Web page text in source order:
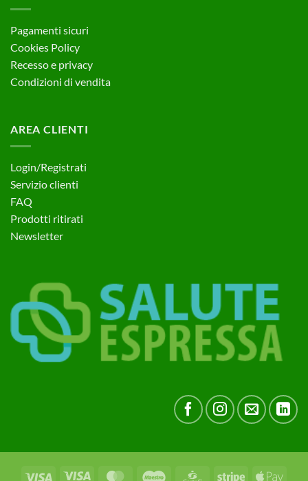
Pagamenti sicuri
Cookies Policy
Recesso e privacy
Condizioni di vendita
AREA CLIENTI
Login/Registrati
Servizio clienti
FAQ
Prodotti ritirati
Newsletter
Visa Visa MasterCardMaestro CartaSi Stripe Apple